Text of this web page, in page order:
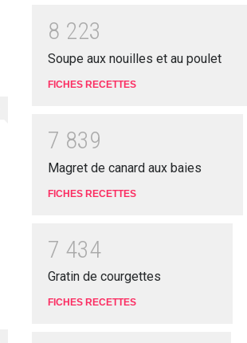
8 223
Soupe aux nouilles et au poulet
FICHES RECETTES
7 839
Magret de canard aux baies
FICHES RECETTES
7 434
Gratin de courgettes
FICHES RECETTES